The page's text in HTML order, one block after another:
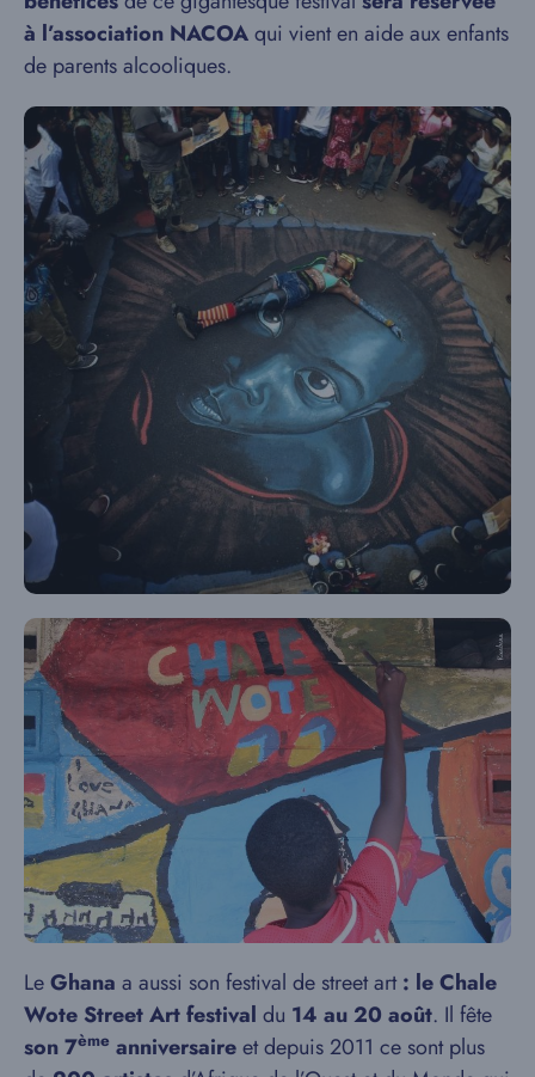
à l’association NACOAqui vient en aide aux enfants
de parents alcooliques.
LeGhana a aussi son festival de street art: le Chale
Wote Street Art festival du 14 au 20 août. Il fête
son 7ème anniversaireetdepuis 2011 ce sont plus